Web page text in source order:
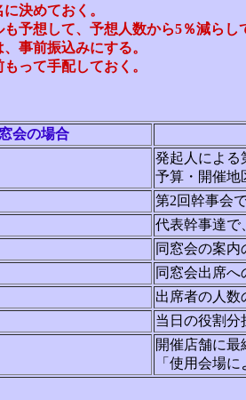
決めておく。
予想して、予想人数から5％減らし
事前振込みにする。
って手配しておく。
会の場合
発起人による
予算・開催地
第2回幹事会
代表幹事達で
同窓会の案内
同窓会出席へ
出席者の人数
当日の役割分
開催店舗に最
「使用会場